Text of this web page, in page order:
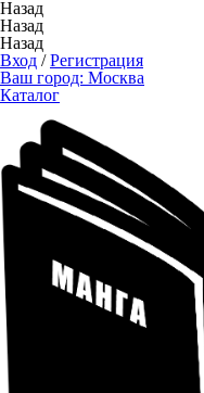
Назад
Назад
Назад
Вход /Регистрация
Ваш город: Москва
Каталог